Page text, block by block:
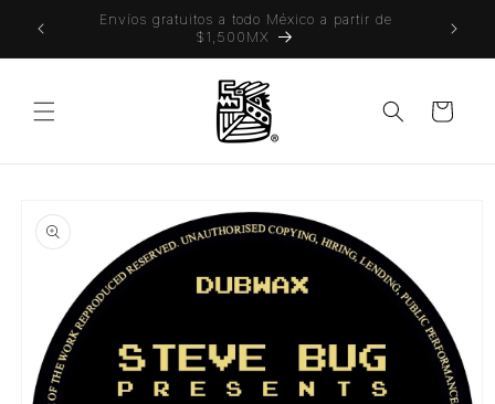
directamenteEnvíos gratuitos a todo México a partir de
$1,500MX
Carrito
a la
información
del producto